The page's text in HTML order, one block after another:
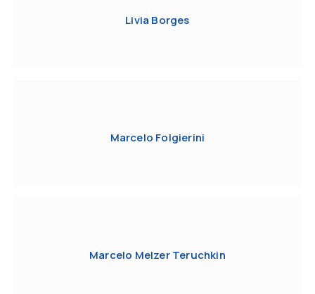
Livia Borges
Marcelo Folgierini
Marcelo Melzer Teruchkin